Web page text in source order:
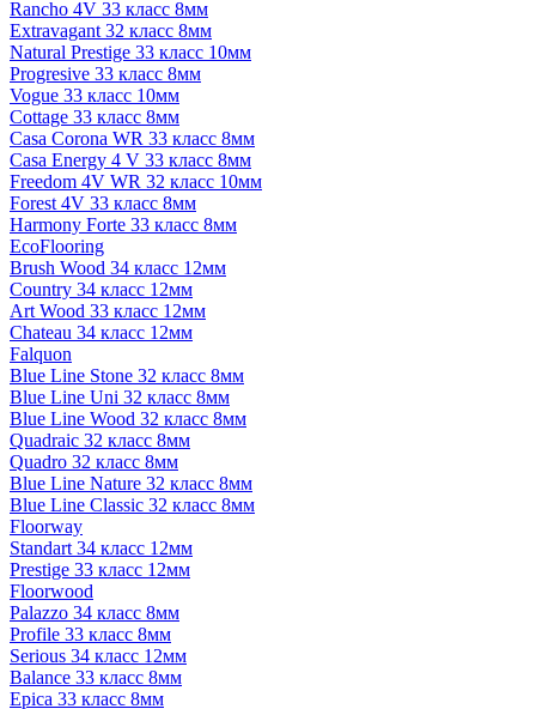
Rancho 4V 33 класс 8мм
Extravagant 32 класс 8мм
Natural Prestige 33 класс 10мм
Progresive 33 класс 8мм
Vogue 33 класс 10мм
Cottage 33 класс 8мм
Casa Corona WR 33 класс 8мм
Casa Energy 4 V 33 класс 8мм
Freedom 4V WR 32 класс 10мм
Forest 4V 33 класс 8мм
Harmony Forte 33 класс 8мм
EcoFlooring
Brush Wood 34 класс 12мм
Country 34 класс 12мм
Art Wood 33 класс 12мм
Chateau 34 класс 12мм
Falquon
Blue Line Stone 32 класс 8мм
Blue Line Uni 32 класс 8мм
Blue Line Wood 32 класс 8мм
Quadraic 32 класс 8мм
Quadro 32 класс 8мм
Blue Line Nature 32 класс 8мм
Blue Line Classic 32 класс 8мм
Floorway
Standart 34 класс 12мм
Prestige 33 класс 12мм
Floorwood
Palazzo 34 класс 8мм
Profile 33 класс 8мм
Serious 34 класс 12мм
Balance 33 класс 8мм
Epica 33 класс 8мм